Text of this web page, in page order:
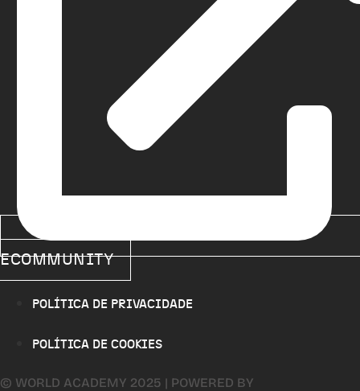
ECOMMUNITY
POLÍTICA DE PRIVACIDADE
POLÍTICA DE COOKIES
© WORLD ACADEMY 2025 | POWERED BY